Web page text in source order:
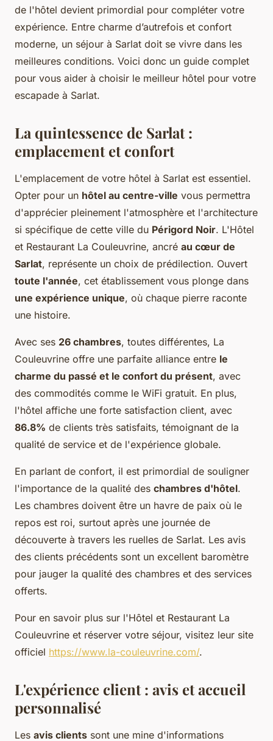
de l'hôtel devient primordial pour compléter votre
expérience. Entre charme d’autrefois et confort
moderne, un séjour à Sarlat doit se vivre dans les
meilleures conditions. Voici donc un guide complet
pour vous aider à choisir le meilleur hôtel pour votre
escapade à Sarlat.
La quintessence de Sarlat :
emplacement et confort
L'emplacement de votre hôtel à Sarlat est essentiel.
Opter pour un hôtel au centre-ville vous permettra
d'apprécier pleinement l'atmosphère et l'architecture
si spécifique de cette ville du Périgord Noir. L'Hôtel
et Restaurant La Couleuvrine, ancré au cœur de
Sarlat, représente un choix de prédilection. Ouvert
toute l'année, cet établissement vous plonge dans
une expérience unique, où chaque pierre raconte
une histoire.
Avec ses 26 chambres, toutes différentes, La
Couleuvrine offre une parfaite alliance entre le
charme du passé et le confort du présent, avec
des commodités comme le WiFi gratuit. En plus,
l'hôtel affiche une forte satisfaction client, avec
86.8% de clients très satisfaits, témoignant de la
qualité de service et de l'expérience globale.
En parlant de confort, il est primordial de souligner
l'importance de la qualité des chambres d'hôtel.
Les chambres doivent être un havre de paix où le
repos est roi, surtout après une journée de
découverte à travers les ruelles de Sarlat. Les avis
des clients précédents sont un excellent baromètre
pour jauger la qualité des chambres et des services
offerts.
Pour en savoir plus sur l'Hôtel et Restaurant La
Couleuvrine et réserver votre séjour, visitez leur site
officiel https://www.la-couleuvrine.com/.
L'expérience client : avis et accueil
personnalisé
Les avis clients sont une mine d'informations